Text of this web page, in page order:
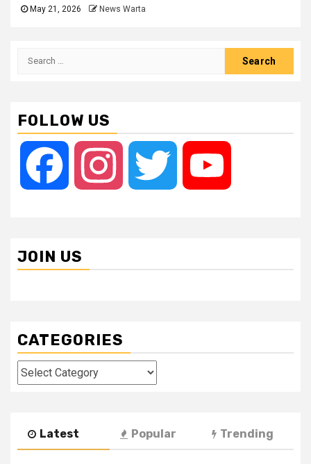
May 21, 2026 News Warta
Search
FOLLOW US
Facebook Instagram Twitter
JOIN US
CATEGORIES
Categories
Latest Popular Trending